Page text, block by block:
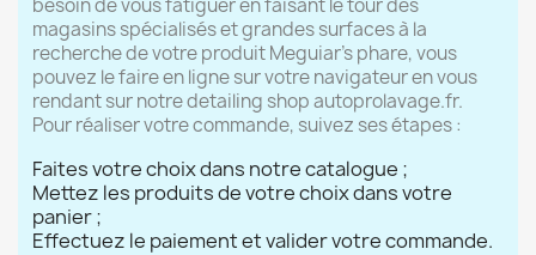
magasins spécialisés et grandes surfaces à la
recherche de votre produit Meguiar’s phare, vous
pouvez le faire en ligne sur votre navigateur en vous
rendant sur notre detailing shop autoprolavage.fr.
Pour réaliser votre commande, suivez ses étapes :
Faites votre choix dans notre catalogue ;
Mettez les produits de votre choix dans votre
panier ;
Effectuez le paiement et valider votre commande.